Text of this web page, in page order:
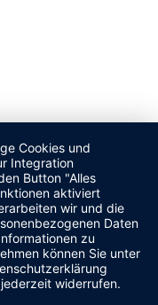
Cookies und
Integration
Button "Alles
aktiviert
wir und die
Daten
zu
können Sie unter
widerrufen.